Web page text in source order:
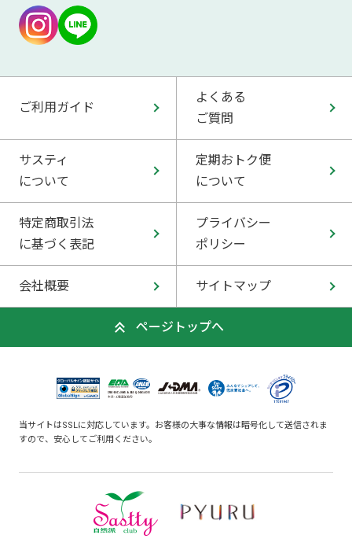
ご利用ガイド
よくある
ご質問
サスティ
について
定期おトク便
について
特定商取引法
に基づく表記
プライバシー
ポリシー
会社概要 サイトマップ
ページトップへ
当サイトはSSLに対応しています。お客様の大事な情報は暗号化して送信されま
すので、安心してご利用ください。